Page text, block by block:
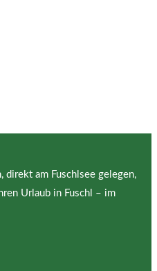
direkt am Fuschlsee gelegen,
Urlaub in Fuschl – im